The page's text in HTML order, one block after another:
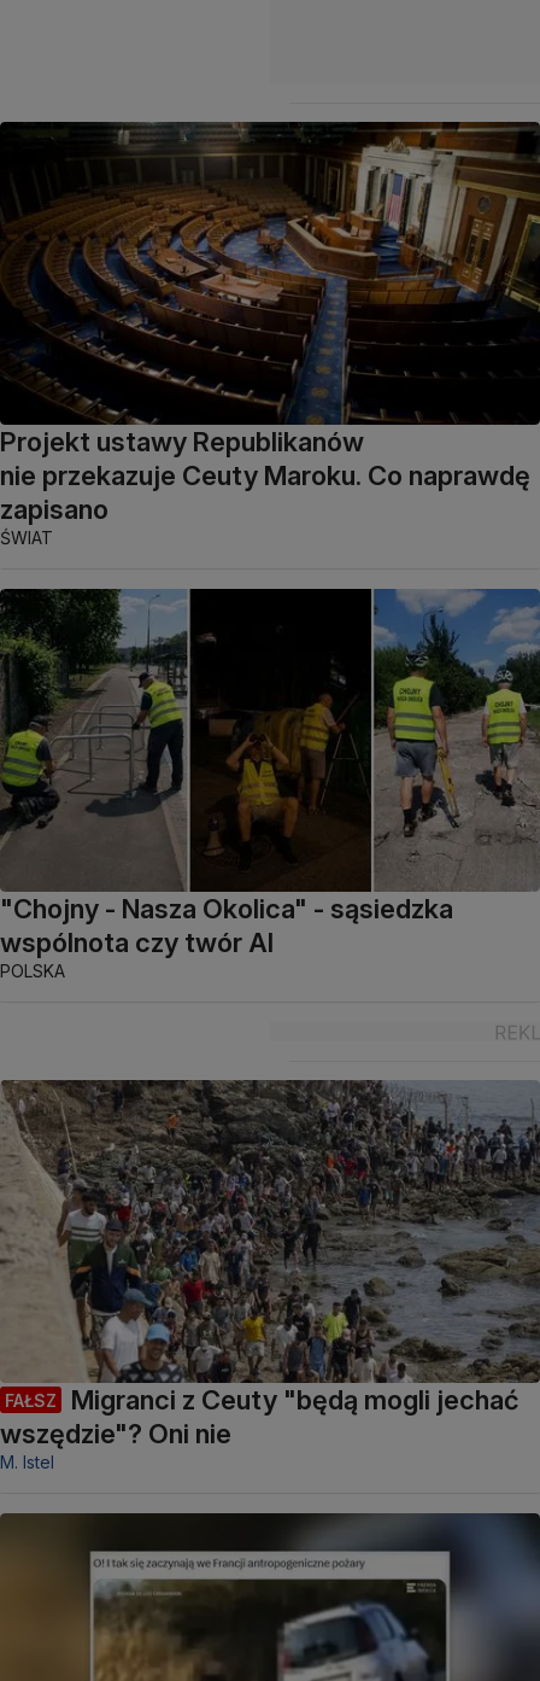
Projekt ustawy Republikanów
nie przekazuje Ceuty Maroku. Co naprawdę
zapisano
ŚWIAT
"Chojny - Nasza Okolica" - sąsiedzka
wspólnota czy twór AI
POLSKA
FAŁSZ
Migranci z Ceuty "będą mogli jechać
wszędzie"? Oni nie
M. Istel